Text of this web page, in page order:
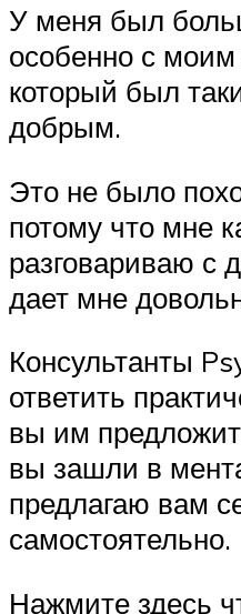
У меня был
особенно с моим
который был
добрым.
Это не было
потому что мне
разговариваю с
дает мне
Консультанты
ответить
вы им
вы зашли в
предлагаю вам
самостоятельно.
Нажмите здесь